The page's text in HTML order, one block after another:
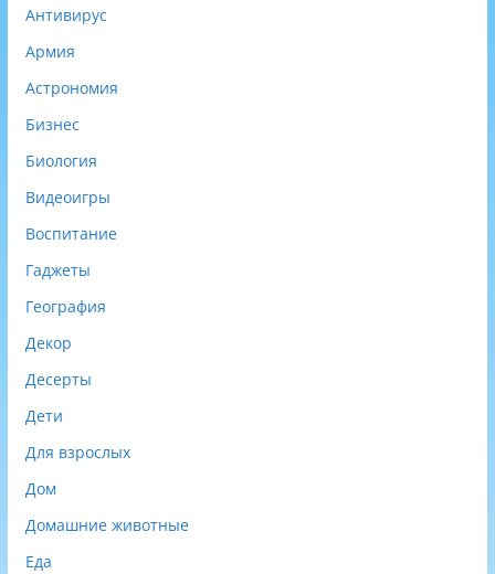
Антивирус
Армия
Астрономия
Бизнес
Биология
Видеоигры
Воспитание
Гаджеты
География
Декор
Десерты
Дети
Для взрослых
Дом
Домашние животные
Еда